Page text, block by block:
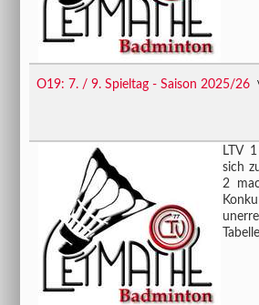
O19: 7. / 9. Spieltag - Saison 2025/26
​​​​​​​LTV
sich
2